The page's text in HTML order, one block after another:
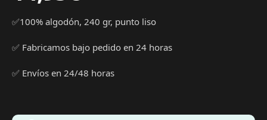
✅100% algodón, 240 gr, punto liso
✅ Fabricamos bajo pedido en 24 horas
✅ Envíos en 24/48 horas